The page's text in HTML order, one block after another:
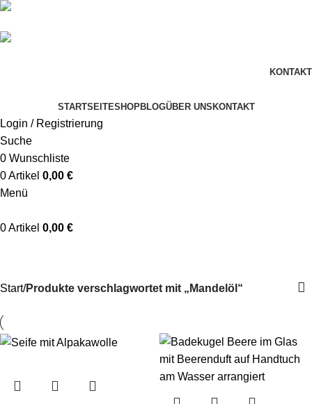
KONTAKT
STARTSEITESHOPBLOGÜBER UNS KONTAKT
Login / Registrierung
Suche
0 Wunschliste
0Artikel 0,00 €
Menü
0Artikel 0,00 €
Start Produkte verschlagwortet mit „Mandelöl“